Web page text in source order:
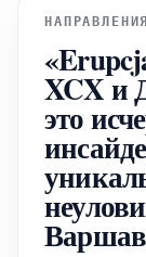
XCX и
это